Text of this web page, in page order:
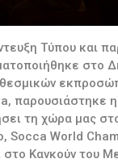
Τύπου και
στο
θεσμικών
παρουσιάστηκε
τη χώρα μας
Socca World
στο Κανκούν του